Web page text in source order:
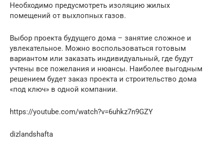
Необходимо предусмотреть изоляцию жилых
помещений от выхлопных газов.
Выбор проекта будущего дома – занятие сложное и
увлекательное. Можно воспользоваться готовым
вариантом или заказать индивидуальный, где будут
учтены все пожелания и нюансы. Наиболее выгодным
решением будет заказ проекта и строительство дома
«под ключ» в одной компании.
https://youtube.com/watch?v=6uhkz7n9GZY
dizlandshafta